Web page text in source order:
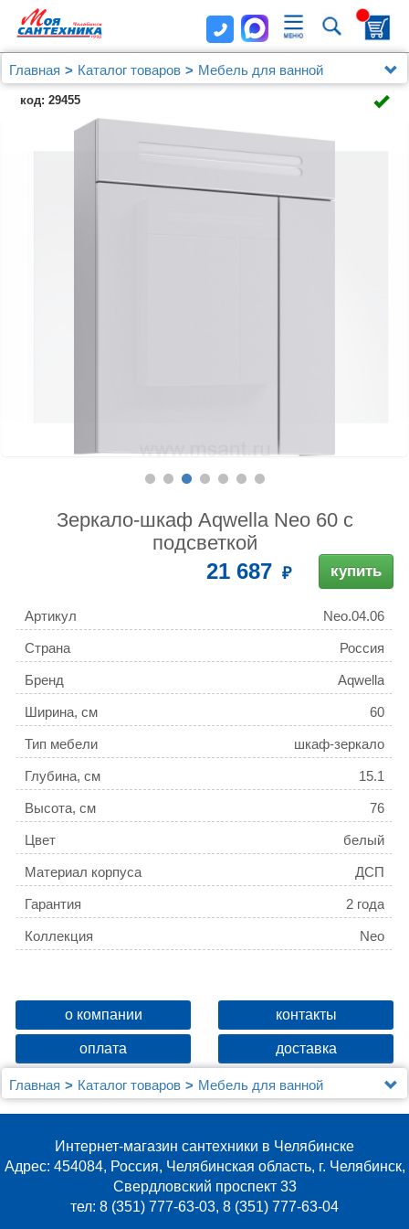
Главная Каталог товаров
Мебель для ванной
Мебель 60 - 79 см.
Зеркало-шкаф Aqwella Neo 60 с подсветкой
код: 29455
Зеркало-шкаф Aqwella Neo 60 с
подсветкой
21 687 купить
Артикул Neo.04.06
Страна Россия
Бренд Aqwella
Ширина, см 60
Тип мебели шкаф-зеркало
Глубина, см 15.1
Высота, см 76
Цвет белый
Материал корпуса ДСП
Гарантия 2 года
Коллекция Neo
о компании контакты
оплата доставка
Главная Каталог товаров
Мебель для ванной
Мебель 60 - 79 см.
Интернет-магазин сантехники в Челябинске
Адрес: 454084, Россия, Челябинская область, г. Челябинск,
Свердловский проспект 33
тел: 8 (351) 777-63-03, 8 (351) 777-63-04